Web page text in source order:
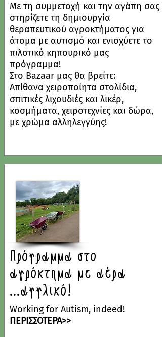
Με τη συμμετοχή και την αγάπη σας
στηρίζετε τη δημιουργία
θεραπευτικού αγροκτήματος για
άτομα με αυτισμό και ενισχύετε το
πιλοτικό κηπουρικό μας
πρόγραμμα!
Στο Bazaar μας θα βρείτε:
Απίθανα χειροποίητα στολίδια,
σπιτικές λιχουδιές και λικέρ,
κοσμήματα, χειροτεχνίες και δώρα,
με χρώμα αλληλεγγύης!
Πρόγραμμα στο
αγρόκτημα με αέρα
...αγγλικό!
Working for Autism, indeed!
ΠΕΡΙΣΣΟΤΕΡΑ>>